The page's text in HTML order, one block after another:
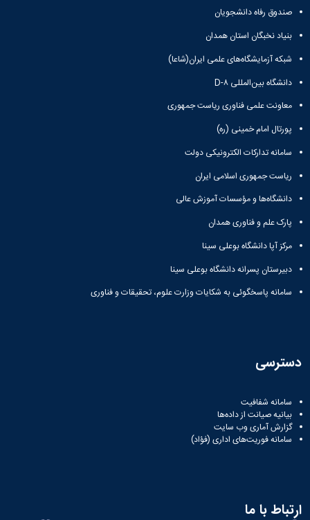
صندوق رفاه دانشجویان
بنیاد نخبگان استان همدان
شبکه آزمایشگاه‌های علمی ایران(شاعا)
دانشگاه بین‌المللی D-۸
معاونت علمی فناوری ریاست جمهوری
پورتال امام خمینی (ره)
سامانه تدارکات الکترونیکی دولت
ریاست جمهوری اسلامی ایران
دانشگاه‌ها و مؤسسات آموزش عالی
پارک علم و فناوری همدان
مرکز آپا دانشگاه بوعلی سینا
دبیرستان پسرانه دانشگاه بوعلی سینا
سامانه پاسخگوئی به شکایات وزارت علوم، تحقیقات و فناوری
دسترسی
سامانه شفافیت
بیانیه صیانت از داده‌ها
گزارش آماری وب‌ سایت
سامانه فوریت‌های اداری (فؤاد)
ارتباط با ما